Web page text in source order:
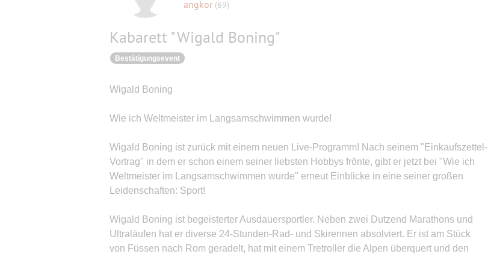
angkor (69)
Kabarett "Wigald Boning"
Bestätigungsevent
Wigald Boning
Wie ich Weltmeister im Langsamschwimmen wurde!
Wigald Boning ist zurück mit einem neuen Live-Programm! Nach seinem "Einkaufszettel-
Vortrag" in dem er schon einem seiner liebsten Hobbys frönte, gibt er jetzt bei "Wie ich
Weltmeister im Langsamschwimmen wurde" erneut Einblicke in eine seiner großen
Leidenschaften: Sport!
Wigald Boning ist begeisterter Ausdauersportler. Neben zwei Dutzend Marathons und
Ultraläufen hat er diverse 24-Stunden-Rad- und Skirennen absolviert. Er ist am Stück
von Füssen nach Rom geradelt, hat mit einem Tretroller die Alpen überquert und den